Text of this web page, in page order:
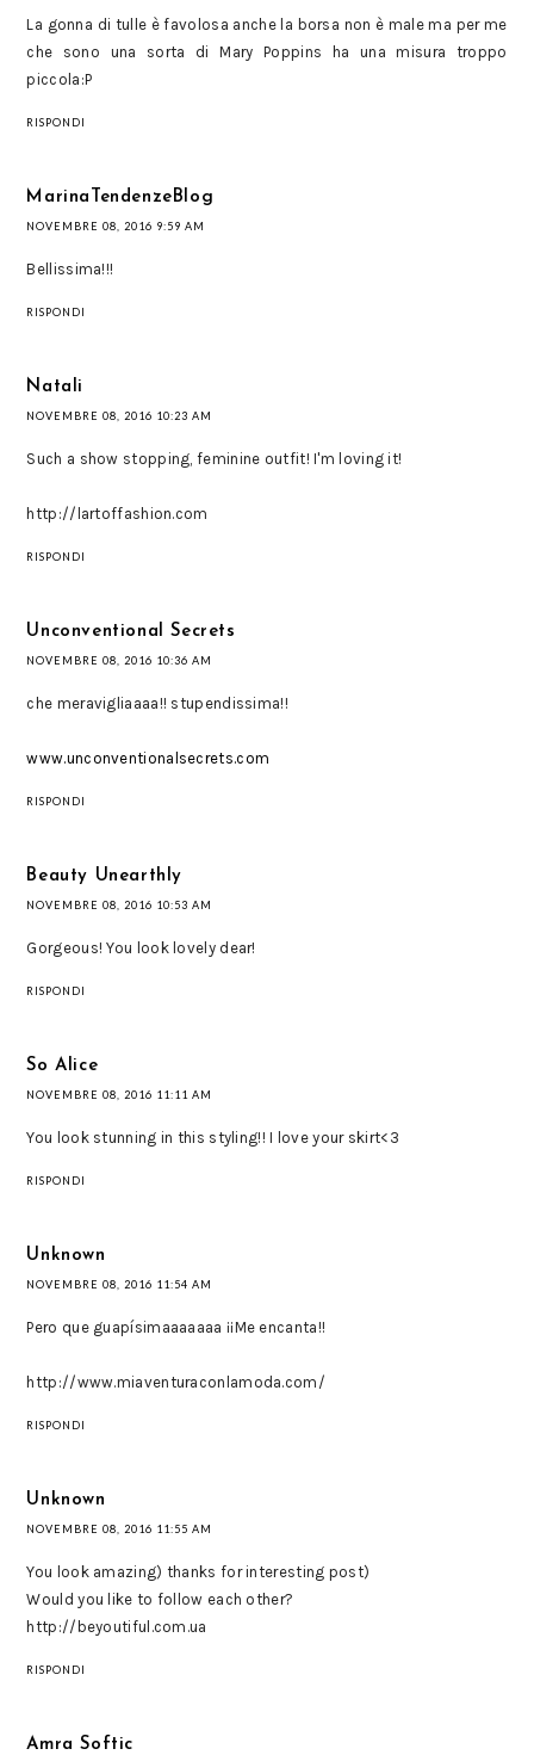
La gonna di tulle è favolosa anche la borsa non è male ma per me
che sono una sorta di Mary Poppins ha una misura troppo
piccola:P
RISPONDI
MarinaTendenzeBlog
NOVEMBRE 08, 2016 9:59 AM
Bellissima!!!
RISPONDI
Natali
NOVEMBRE 08, 2016 10:23 AM
Such a show stopping, feminine outfit! I'm loving it!
http://lartoffashion.com
RISPONDI
Unconventional Secrets
NOVEMBRE 08, 2016 10:36 AM
che meravigliaaaa!! stupendissima!!
www.unconventionalsecrets.com
RISPONDI
Beauty Unearthly
NOVEMBRE 08, 2016 10:53 AM
Gorgeous! You look lovely dear!
RISPONDI
So Alice
NOVEMBRE 08, 2016 11:11 AM
You look stunning in this styling!! I love your skirt<3
RISPONDI
Unknown
NOVEMBRE 08, 2016 11:54 AM
Pero que guapísimaaaaaaa ¡¡Me encanta!!
http://www.miaventuraconlamoda.com/
RISPONDI
Unknown
NOVEMBRE 08, 2016 11:55 AM
You look amazing) thanks for interesting post)
Would you like to follow each other?
http://beyoutiful.com.ua
RISPONDI
Amra Softic